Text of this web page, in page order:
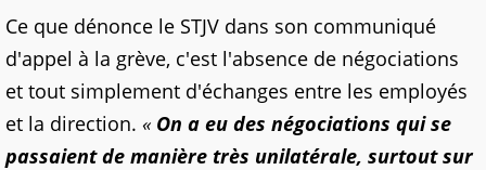
Ce que dénonce le STJV dans son communiqué
d'appel à la grève, c'est l'absence de négociations
et tout simplement d'échanges entre les employés
et la direction. « On a eu des négociations qui se
passaient de manière très unilatérale, surtout sur